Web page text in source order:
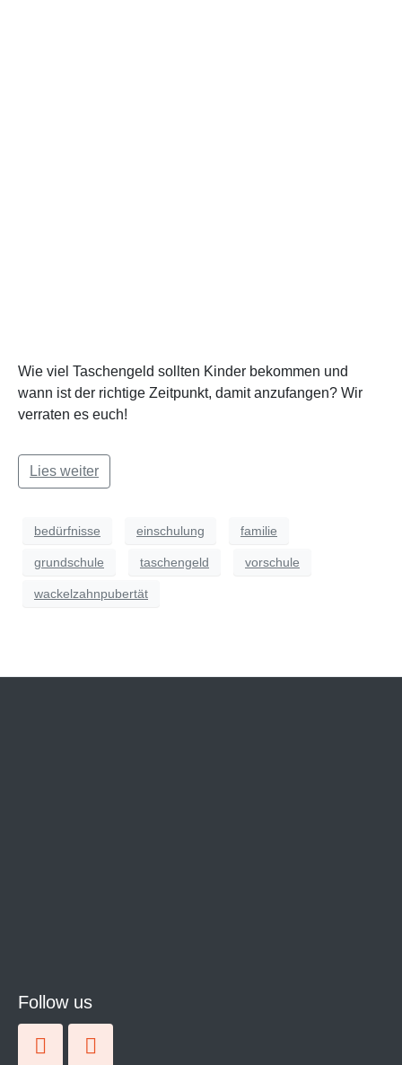
Wie viel Taschengeld sollten Kinder bekommen und
wann ist der richtige Zeitpunkt, damit anzufangen? Wir
verraten es euch!
Lies weiter
bedürfnisse einschulung familie
grundschule taschengeld vorschule
wackelzahnpubertät
Follow us